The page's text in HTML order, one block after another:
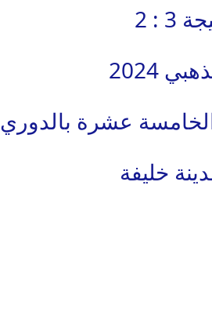
الخامسة عشرة بالدوري
خليفة